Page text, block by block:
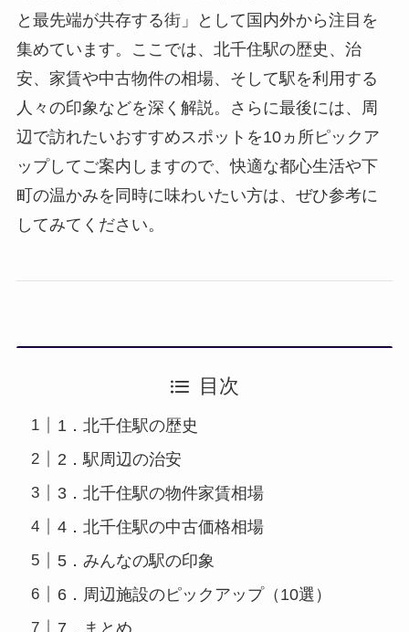
と最先端が共存する街」として国内外から注目を
集めています。ここでは、北千住駅の歴史、治
安、家賃や中古物件の相場、そして駅を利用する
人々の印象などを深く解説。さらに最後には、周
辺で訪れたいおすすめスポットを10ヵ所ピックア
ップしてご案内しますので、快適な都心生活や下
町の温かみを同時に味わいたい方は、ぜひ参考に
してみてください。
目次
1．北千住駅の歴史
2．駅周辺の治安
3．北千住駅の物件家賃相場
4．北千住駅の中古価格相場
5．みんなの駅の印象
6．周辺施設のピックアップ（10選）
7．まとめ